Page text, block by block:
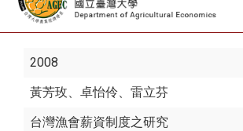
2008
黃芳玫、卓怡伶、雷立芬
台灣漁會薪資制度之研究